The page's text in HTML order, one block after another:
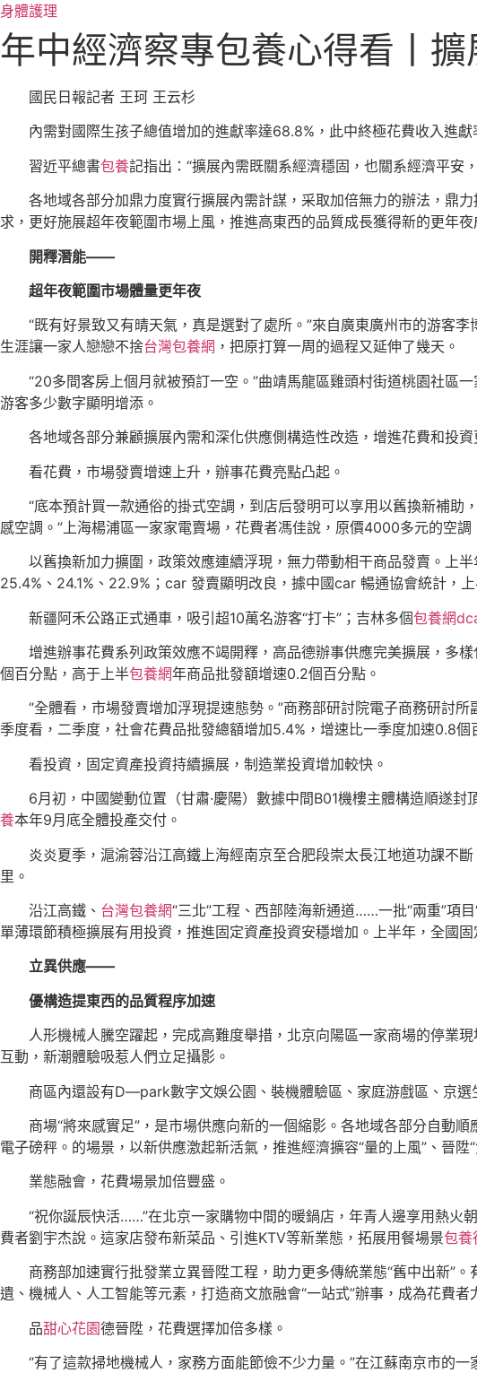
跳
至
主
身體護理
年中經濟察專包養心得看丨
國民日報記者 王珂 王云杉
內需對國際生孩子總值增加的進獻率達68.8%，此中終極花費收入進
習近平總書包養記指出：“擴展內需既關系經濟穩固，也關系經濟平安
各地域各部分加鼎力度實行擴展內需計謀，采取加倍無力的辦法，鼎
求，更好施展超年夜範圍市場上風，推進高東西的品質成長獲得新的更年夜
開釋潛能——
超年夜範圍市場體量更年夜
“既有好景致又有晴天氣，真是選對了處所。”來自廣東廣州市的游客
生涯讓一家人戀戀不捨台灣包養網 ，把原打算一周的過程又延伸了幾天。
“20多間客房上個月就被預訂一空。”曲靖馬龍區雞頭村街道桃園社區
游客多少數字顯明增添。
各地域各部分兼顧擴展內需和深化供應側構造性改造，增進花費和投
看花費，市場發賣增速上升，辦事花費亮點凸起。
“底本預計買一款通俗的掛式空調，到店后發明可以享用以舊換新補
感空調。”上海楊浦區一家家電賣場，花費者馮佳說，原價4000多元的空
以舊換新加力擴圍，政策效應連續浮現，無力帶動相干商品發賣。上
25.4%、24.1%、22.9%；car 發賣顯明改良，據中國car 暢通協會統計，
新疆阿禾公路正式通車，吸引超10萬名游客“打卡”；吉林多個包養網
增進辦事花費系列政策效應不竭開釋，高品德辦事供應完美擴展，多
個百分點，高于上半包養網年商品批發額增速0.2個百分點。
“全體看，市場發賣增加浮現提速態勢。”商務部研討院電子商務研討
季度看，二季度，社會花費品批發總額增加5.4%，增速比一季度加速0.8
看投資，固定資產投資持續擴展，制造業投資增加較快。
6月初，中國變動位置（甘肅·慶陽）數據中間B01機樓主體構造順遂
養本年9月底全體投產交付。
炎炎夏季，滬渝蓉沿江高鐵上海經南京至合肥段崇太長江地道功課不
里。
沿江高鐵、 台灣包養網“三北”工程、西部陸海新通道……一批“兩重”項
單薄環節積極擴展有用投資，推進固定資產投資安穩增加。上半年，全國
立異供應——
優構造提東西的品質程序加速
人形機械人騰空躍起，完成高難度舉措，北京向陽區一家商場的停業
互動，新潮體驗吸惹人們立足攝影。
商區內還設有D—park數字文娛公園、裝機體驗區、家庭游戲區、京選
商場“將來感實足”，是市場供應向新的一個縮影。各地域各部分自動
電子磅秤。的場景，以新供應激起新活氣，推進經濟擴容“量的上風”、晉陞
業態融會，花費場景加倍豐盛。
“祝你誕辰快活……”在北京一家購物中間的暖鍋店，年青人邊享用熱火
費者劉宇杰說。這家店發布新菜品、引進KTV等新業態，拓展用餐場景包養
商務部加速實行批發業立異晉陞工程，助力更多傳統業態“舊中出新”
遺、機械人、人工智能等元素，打造商文旅融會“一站式”辦事，成為花費者
品甜心花園德晉陞，花費選擇加倍多樣。
“有了這款掃地機械人，家務方面能節儉不少力量。”在江蘇南京市的